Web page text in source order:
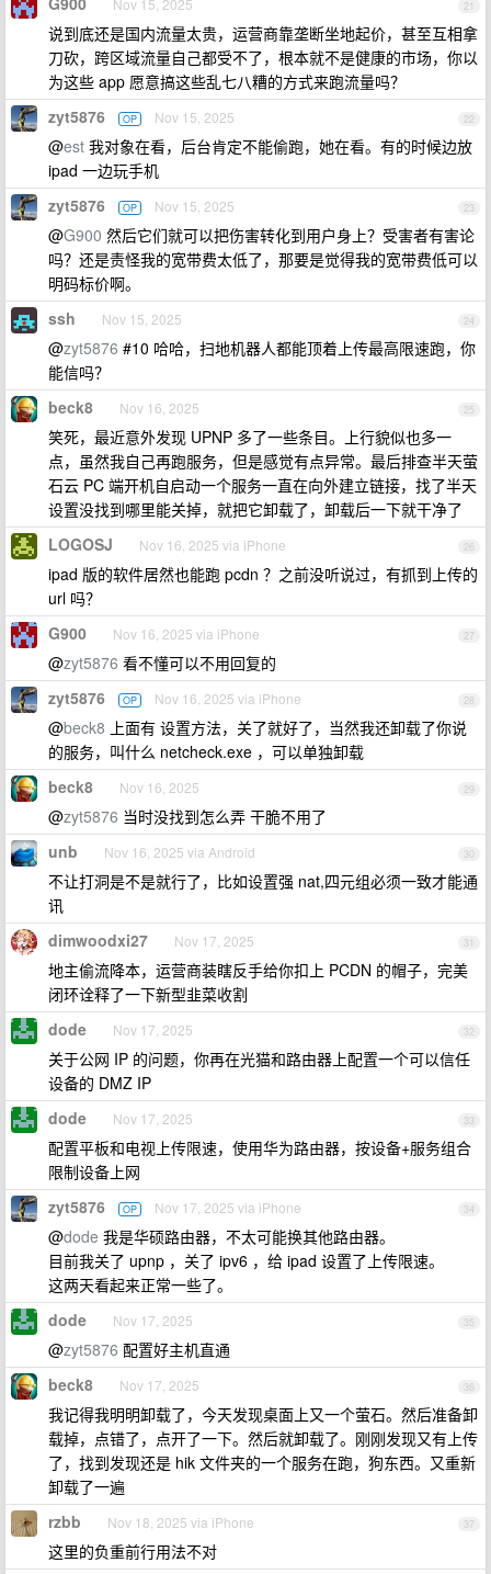
21
Nov 15, 2025
说到底还是国内流量太贵，运营商靠垄断坐地起价，甚至互相拿
刀砍，跨区域流量自己都受不了，根本就不是健康的市场，你以
为这些 app 愿意搞这些乱七八糟的方式来跑流量吗？
22
zyt5876 OP Nov 15, 2025
@est 我对象在看，后台肯定不能偷跑，她在看。有的时候边放
ipad 一边玩手机
23
zyt5876 OP Nov 15, 2025
@G900 然后它们就可以把伤害转化到用户身上？受害者有害论
吗？还是责怪我的宽带费太低了，那要是觉得我的宽带费低可以
明码标价啊。
24
ssh Nov 15, 2025
@zyt5876 #10 哈哈，扫地机器人都能顶着上传最高限速跑，你
能信吗？
25
beck8 Nov 16, 2025
笑死，最近意外发现 UPNP 多了一些条目。上行貌似也多一
点，虽然我自己再跑服务，但是感觉有点异常。最后排查半天萤
石云 PC 端开机自启动一个服务一直在向外建立链接，找了半天
设置没找到哪里能关掉，就把它卸载了，卸载后一下就干净了
26
LOGOSJ Nov 16, 2025 via iPhone
ipad 版的软件居然也能跑 pcdn ？之前没听说过，有抓到上传的
url 吗？
27
G900 Nov 16, 2025 via iPhone
@zyt5876 看不懂可以不用回复的
28
zyt5876 OP Nov 16, 2025 via iPhone
@beck8 上面有 设置方法，关了就好了，当然我还卸载了你说
的服务，叫什么 netcheck.exe ，可以单独卸载
29
beck8 Nov 16, 2025
@zyt5876 当时没找到怎么弄 干脆不用了
30
unb Nov 16, 2025 via Android
不让打洞是不是就行了，比如设置强 nat,四元组必须一致才能通
讯
31
dimwoodxi27 Nov 17, 2025
地主偷流降本，运营商装瞎反手给你扣上 PCDN 的帽子，完美
闭环诠释了一下新型韭菜收割
32
dode Nov 17, 2025
关于公网 IP 的问题，你再在光猫和路由器上配置一个可以信任
设备的 DMZ IP
33
dode Nov 17, 2025
配置平板和电视上传限速，使用华为路由器，按设备+服务组合
限制设备上网
34
zyt5876 OP Nov 17, 2025 via iPhone
@dode 我是华硕路由器，不太可能换其他路由器。
目前我关了 upnp ，关了 ipv6 ，给 ipad 设置了上传限速。
这两天看起来正常一些了。
35
dode Nov 17, 2025
@zyt5876 配置好主机直通
36
beck8 Nov 17, 2025
我记得我明明卸载了，今天发现桌面上又一个萤石。然后准备卸
载掉，点错了，点开了一下。然后就卸载了。刚刚发现又有上传
了，找到发现还是 hik 文件夹的一个服务在跑，狗东西。又重新
卸载了一遍
37
rzbb Nov 18, 2025 via iPhone
这里的负重前行用法不对